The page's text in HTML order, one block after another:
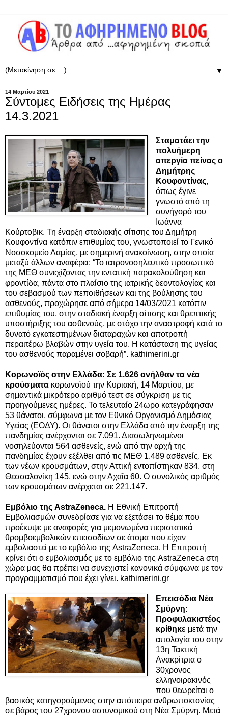
▼
14 Μαρτίου 2021
Σύντομες Ειδήσεις της Ημέρας
14.3.2021
Σταματάει την
πολυήμερη
απεργία πείνας ο
Δημήτρης
Κουφοντίνας,
όπως έγινε
γνωστό από τη
συνήγορό του
Ιωάννα
Κούρτοβικ. Τη έναρξη σταδιακής σίτισης του Δημήτρη
Κουφοντίνα κατόπιν επιθυμίας του, γνωστοποιεί το Γενικό
Νοσοκομείο Λαμίας, με σημερινή ανακοίνωση, στην οποία
μεταξύ άλλων αναφέρει: “Το ιατρονοσηλευτικό προσωπικό
της ΜΕΘ συνεχίζοντας την εντατική παρακολούθηση και
φροντίδα, πάντα στο πλαίσιο της ιατρικής δεοντολογίας και
του σεβασμού των πεποιθήσεων και της βούλησης του
ασθενούς, προχώρησε από σήμερα 14/03/2021 κατόπιν
επιθυμίας του, στην σταδιακή έναρξη σίτισης και θρεπτικής
υποστήριξης του ασθενούς, με στόχο την αναστροφή κατά το
δυνατό εγκατεστημένων διαταραχών και αποτροπή
περαιτέρω βλαβών στην υγεία του. Η κατάσταση της υγείας
του ασθενούς παραμένει σοβαρή”. kathimerini.gr
Κορωνοϊός στην Ελλάδα: Σε 1.626 ανήλθαν τα νέα
κρούσματα κορωνοϊού την Κυριακή, 14 Μαρτίου, με
σημαντικά μικρότερο αριθμό τεστ σε σύγκριση με τις
προηγούμενες ημέρες. Το τελευταίο 24ωρο κατεγράφησαν
53 θάνατοι, σύμφωνα με τον Εθνικό Οργανισμό Δημόσιας
Υγείας (ΕΟΔΥ). Οι θάνατοι στην Ελλάδα από την έναρξη της
πανδημίας ανέρχονται σε 7.091. Διασωληνωμένοι
νοσηλεύονται 564 ασθενείς, ενώ από την αρχή της
πανδημίας έχουν εξέλθει από τις ΜΕΘ 1.489 ασθενείς. Εκ
των νέων κρουσμάτων, στην Αττική εντοπίστηκαν 834, στη
Θεσσαλονίκη 145, ενώ στην Αχαΐα 60. Ο συνολικός αριθμός
των κρουσμάτων ανέρχεται σε 221.147.
Εμβόλιο της AstraZeneca. Η Εθνική Επιτροπή
Εμβολιασμών συνεδρίασε για να εξετάσει το θέμα που
προέκυψε με αναφορές για μεμονωμένα περιστατικά
θρομβοεμβολικών επεισοδίων σε άτομα που είχαν
εμβολιαστεί με το εμβόλιο της AstraZeneca. Η Επιτροπή
κρίνει ότι ο εμβολιασμός με το εμβόλιο της AstraZeneca στη
χώρα μας θα πρέπει να συνεχιστεί κανονικά σύμφωνα με τον
προγραμματισμό που έχει γίνει. kathimerini.gr
Επεισόδια Νέα
Σμύρνη:
Προφυλακιστέος
κρίθηκε μετά την
απολογία του στην
13η Τακτική
Ανακρίτρια ο
30χρονος
ελληνοιρακινός
που θεωρείται ο
βασικός κατηγορούμενος στην απόπειρα ανθρωποκτονίας
σε βάρος του 27χρονου αστυνομικού στη Νέα Σμύρνη. Μετά